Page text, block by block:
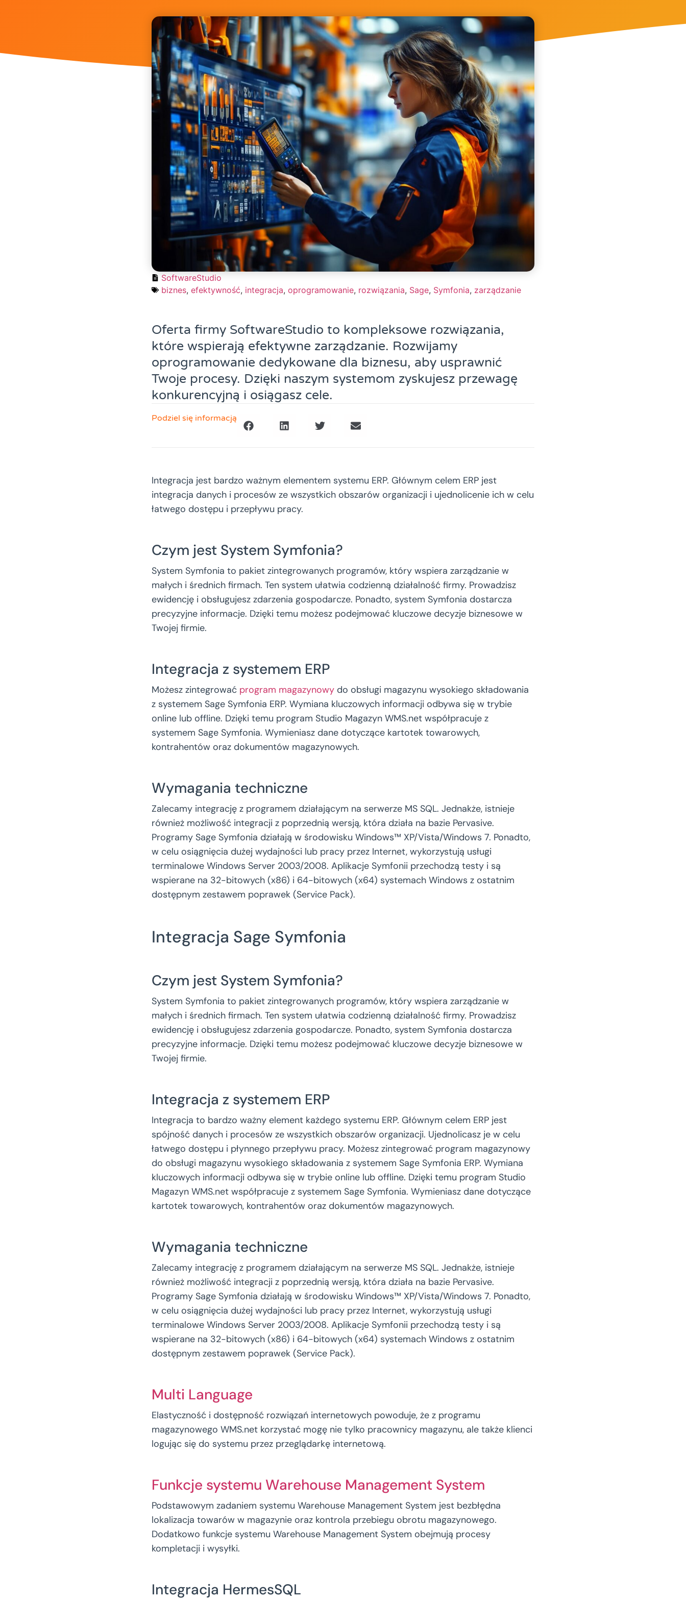
SoftwareStudio
biznes, efektywność, integracja, oprogramowanie, rozwiązania, Sage, Symfonia, zarządzanie
Oferta firmy SoftwareStudio to kompleksowe rozwiązania,
które wspierają efektywne zarządzanie. Rozwijamy
oprogramowanie dedykowane dla biznesu, aby usprawnić
Twoje procesy. Dzięki naszym systemom zyskujesz przewagę
konkurencyjną i osiągasz cele.
Podziel się informacją
Integracja jest bardzo ważnym elementem systemu ERP. Głównym celem ERP jest
integracja danych i procesów ze wszystkich obszarów organizacji i ujednolicenie ich w celu
łatwego dostępu i przepływu pracy.
Czym jest System Symfonia?
System Symfonia to pakiet zintegrowanych programów, który wspiera zarządzanie w
małych i średnich firmach. Ten system ułatwia codzienną działalność firmy. Prowadzisz
ewidencję i obsługujesz zdarzenia gospodarcze. Ponadto, system Symfonia dostarcza
precyzyjne informacje. Dzięki temu możesz podejmować kluczowe decyzje biznesowe w
Twojej firmie.
Integracja z systemem ERP
Możesz zintegrować program magazynowy do obsługi magazynu wysokiego składowania
z systemem Sage Symfonia ERP. Wymiana kluczowych informacji odbywa się w trybie
online lub offline. Dzięki temu program Studio Magazyn WMS.net współpracuje z
systemem Sage Symfonia. Wymieniasz dane dotyczące kartotek towarowych,
kontrahentów oraz dokumentów magazynowych.
Wymagania techniczne
Zalecamy integrację z programem działającym na serwerze MS SQL. Jednakże, istnieje
również możliwość integracji z poprzednią wersją, która działa na bazie Pervasive.
Programy Sage Symfonia działają w środowisku Windows™ XP/Vista/Windows 7. Ponadto,
w celu osiągnięcia dużej wydajności lub pracy przez Internet, wykorzystują usługi
terminalowe Windows Server 2003/2008. Aplikacje Symfonii przechodzą testy i są
wspierane na 32-bitowych (x86) i 64-bitowych (x64) systemach Windows z ostatnim
dostępnym zestawem poprawek (Service Pack).
Integracja Sage Symfonia
Czym jest System Symfonia?
System Symfonia to pakiet zintegrowanych programów, który wspiera zarządzanie w
małych i średnich firmach. Ten system ułatwia codzienną działalność firmy. Prowadzisz
ewidencję i obsługujesz zdarzenia gospodarcze. Ponadto, system Symfonia dostarcza
precyzyjne informacje. Dzięki temu możesz podejmować kluczowe decyzje biznesowe w
Twojej firmie.
Integracja z systemem ERP
Integracja to bardzo ważny element każdego systemu ERP. Głównym celem ERP jest
spójność danych i procesów ze wszystkich obszarów organizacji. Ujednolicasz je w celu
łatwego dostępu i płynnego przepływu pracy. Możesz zintegrować program magazynowy
do obsługi magazynu wysokiego składowania z systemem Sage Symfonia ERP. Wymiana
kluczowych informacji odbywa się w trybie online lub offline. Dzięki temu program Studio
Magazyn WMS.net współpracuje z systemem Sage Symfonia. Wymieniasz dane dotyczące
kartotek towarowych, kontrahentów oraz dokumentów magazynowych.
Wymagania techniczne
Zalecamy integrację z programem działającym na serwerze MS SQL. Jednakże, istnieje
również możliwość integracji z poprzednią wersją, która działa na bazie Pervasive.
Programy Sage Symfonia działają w środowisku Windows™ XP/Vista/Windows 7. Ponadto,
w celu osiągnięcia dużej wydajności lub pracy przez Internet, wykorzystują usługi
terminalowe Windows Server 2003/2008. Aplikacje Symfonii przechodzą testy i są
wspierane na 32-bitowych (x86) i 64-bitowych (x64) systemach Windows z ostatnim
dostępnym zestawem poprawek (Service Pack).
Multi Language
Elastyczność i dostępność rozwiązań internetowych powoduje, że z programu
magazynowego WMS.net korzystać mogę nie tylko pracownicy magazynu, ale także klienci
logując się do systemu przez przeglądarkę internetową.
Funkcje systemu Warehouse Management System
Podstawowym zadaniem systemu Warehouse Management System jest bezbłędna
lokalizacja towarów w magazynie oraz kontrola przebiegu obrotu magazynowego.
Dodatkowo funkcje systemu Warehouse Management System obejmują procesy
kompletacji i wysyłki.
Integracja HermesSQL